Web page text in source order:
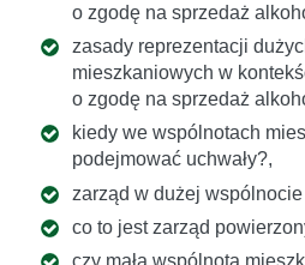
o zgodę na sprzedaż
zasady reprezentacji
mieszkaniowych w
o zgodę na sprzedaż
kiedy we wspólnotach
podejmować uchwały?,
zarząd w dużej
co to jest zarząd